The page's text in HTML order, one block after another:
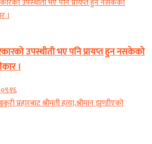
उपस्थीती भए पनि प्रायप्त हुन नसकेको
।